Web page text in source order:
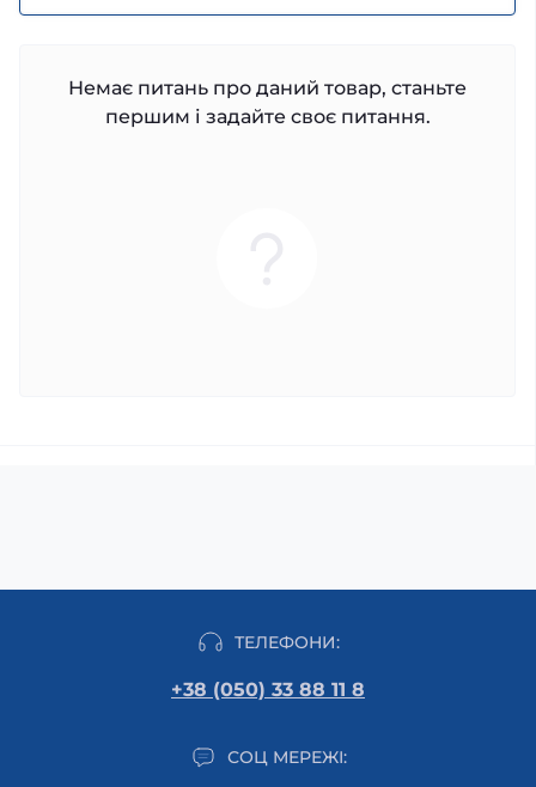
Немає питань про даний товар, станьте
першим і задайте своє питання.
ТЕЛЕФОНИ:
+38 (050) 33 88 11 8
СОЦ МЕРЕЖІ: